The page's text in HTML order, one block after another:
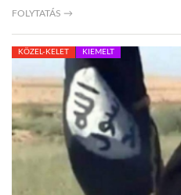
FOLYTATÁS →
KÖZEL-KELET KIEMELT